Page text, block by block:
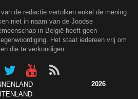
de redactie vertolken enkel de mening
niet in naam van de Joodse
in België heeft geen
Het staat iedereen vrij om
die te verkondigen.
2026